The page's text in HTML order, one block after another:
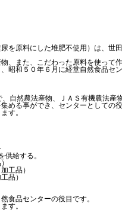
を原料にした堆肥不使用）は、世田
、また、こだわった原料を使って作
昭和５０年６月に経堂自然食品セン
自然農法産物、ＪＡＳ有機農法産
める事ができ、センターとしての役
す。
供給する。
工品）
品）
食品センターの役目です。
す。